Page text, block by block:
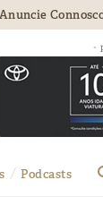
Anuncie
-
Podcasts